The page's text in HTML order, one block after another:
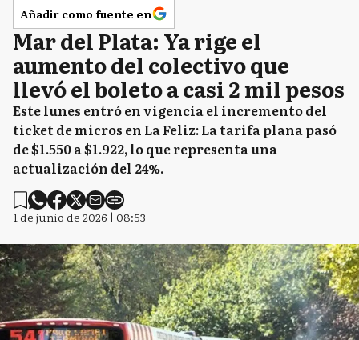
Añadir como fuente en
Mar del Plata: Ya rige el
aumento del colectivo que
llevó el boleto a casi 2 mil pesos
Este lunes entró en vigencia el incremento del
ticket de micros en La Feliz: La tarifa plana pasó
de $1.550 a $1.922, lo que representa una
actualización del 24%.
1 de junio de 2026 | 08:53